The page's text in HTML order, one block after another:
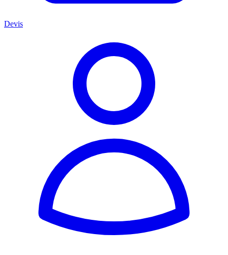
Devis